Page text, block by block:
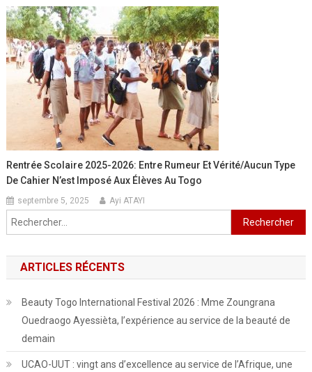
Rentrée Scolaire 2025-2026: Entre Rumeur Et Vérité/Aucun Type
De Cahier N’est Imposé Aux Élèves Au Togo
septembre 5, 2025 Ayi ATAYI
Rechercher :
ARTICLES RÉCENTS
Beauty Togo International Festival 2026 : Mme Zoungrana
Ouedraogo Ayessièta, l’expérience au service de la beauté de
demain
UCAO-UUT : vingt ans d’excellence au service de l’Afrique, une